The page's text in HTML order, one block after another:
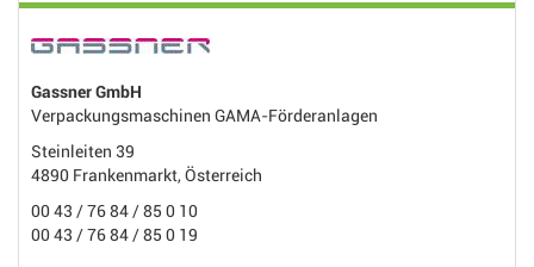
Gassner GmbH
Verpackungsmaschinen GAMA-Förderanlagen
Steinleiten 39
4890 Frankenmarkt, Österreich
00 43 / 76 84 / 85 0 10
00 43 / 76 84 / 85 0 19